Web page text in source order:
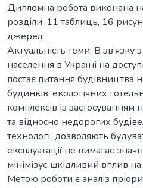
Дипломна робота виконана
розділи, 11 таблиць, 16
джерел.
Актуальність теми. В зв’язку
населення в Україні на
постає питання
будинків, екологічних
комплексів із
та відносно недорогих
технології дозволяють
експлуатації не вимагає
мінімізує шкідливий вплив
Метою роботи є аналіз